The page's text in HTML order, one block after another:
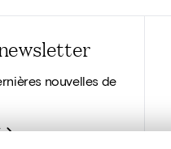
nouvelles de